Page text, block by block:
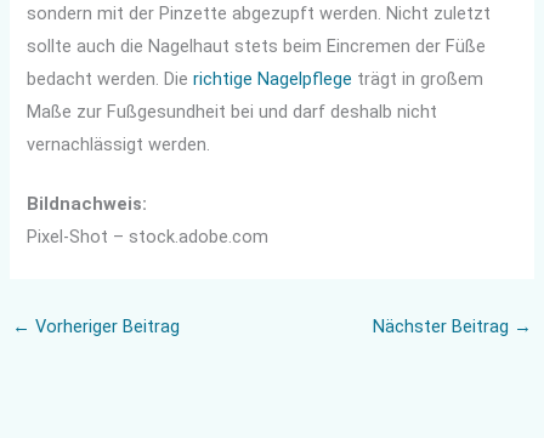
sondern mit der Pinzette abgezupft werden. Nicht zuletzt
sollte auch die Nagelhaut stets beim Eincremen der Füße
bedacht werden. Dierichtige Nagelpflege trägt in großem
Maße zur Fußgesundheit bei und darf deshalb nicht
vernachlässigt werden.
Bildnachweis:
Pixel-Shot – stock.adobe.com
← Vorheriger Beitrag Nächster Beitrag →